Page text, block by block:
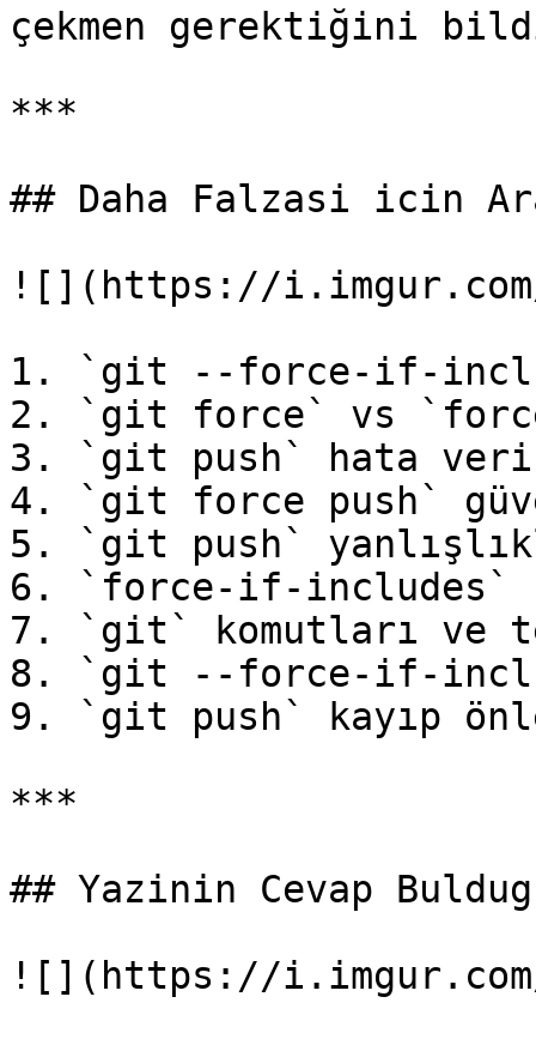
çekmen gerektiğini
***
## Daha Falzasi icin
![](https://i.imgur.com/
1. `git --force-if-
2. `git force` vs
3. `git push` hata
4. `git force push`
5. `git push`
6. `force-if-includes`
7. `git` komutları ve
8. `git --force-if-
9. `git push` kayıp
***
## Yazinin Cevap
![](https://i.imgur.com/